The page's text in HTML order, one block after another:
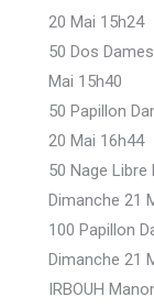
20 Mai 15h24
50 Dos
Mai 15h40
50 Papillon
20 Mai 16h44
50 Nage
Dimanche 21
100 Papillon
Dimanche 21
IRBOUH